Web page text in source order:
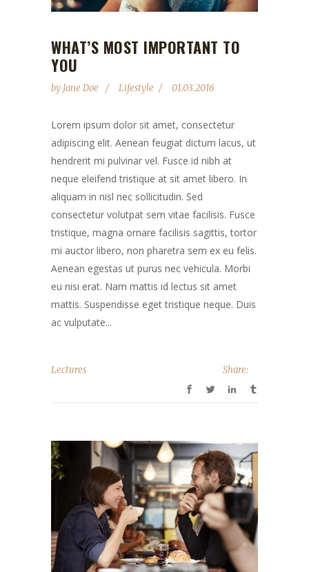
WHAT’S MOST IMPORTANT TO
YOU
by Jane Doe Lifestyle 01.03.2016
Lorem ipsum dolor sit amet, consectetur
adipiscing elit. Aenean feugiat dictum lacus, ut
hendrerit mi pulvinar vel. Fusce id nibh at
neque eleifend tristique at sit amet libero. In
aliquam in nisl nec sollicitudin. Sed
consectetur volutpat sem vitae facilisis. Fusce
tristique, magna ornare facilisis sagittis, tortor
mi auctor libero, non pharetra sem ex eu felis.
Aenean egestas ut purus nec vehicula. Morbi
eu nisi erat. Nam mattis id lectus sit amet
mattis. Suspendisse eget tristique neque. Duis
ac vulputate...
Lectures Share: